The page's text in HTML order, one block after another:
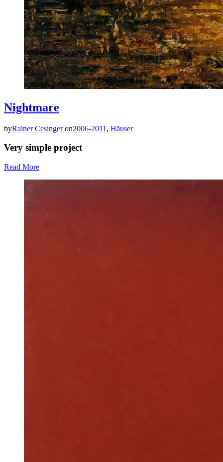
Nightmare
byRainer Cesinger on2006-2011 , Häuser
Very simple project
Read More